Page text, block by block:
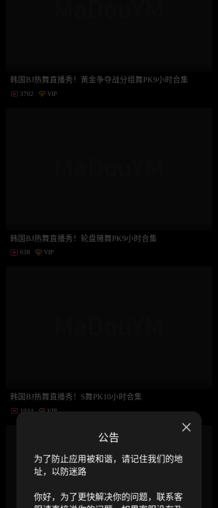
韩国BJ热舞直播秀！黄金争夺战分组舞PK9小时合集
3702 VIP
韩国BJ热舞直播秀！轮盘赌舞PK9小时合集
638 VIP
韩国BJ热舞直播秀！S舞PK10小时合集
1034 VIP
公告
为了防止应用被和谐，请记住我们的地
址，以防迷路
你好，为了更快解决你的问题，联系客